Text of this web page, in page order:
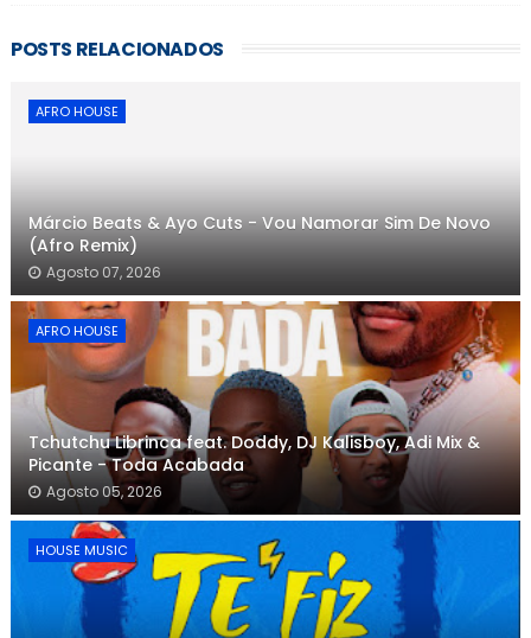
POSTS RELACIONADOS
AFRO HOUSE
Márcio Beats & Ayo Cuts - Vou Namorar Sim De Novo
(Afro Remix)
Agosto 07, 2026
AFRO HOUSE
Tchutchu Librinca feat. Doddy, DJ Kalisboy, Adi Mix &
Picante - Toda Acabada
Agosto 05, 2026
HOUSE MUSIC